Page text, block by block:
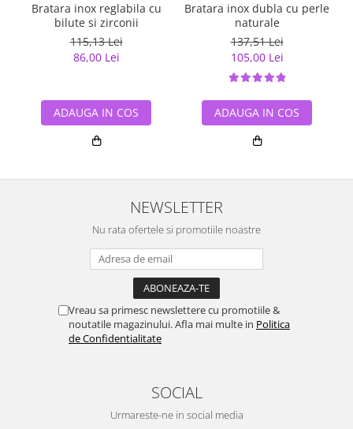
Bratara inox reglabila cu
bilute si zirconii
115,13 Lei
86,00 Lei
ADAUGA IN COS
Bratara inox dubla cu perle
naturale
137,51 Lei
105,00 Lei
ADAUGA IN COS
NEWSLETTER
Nu rata ofertele si promotiile noastre
Vreau sa primesc newslettere cu promotiile &
noutatile magazinului. Afla mai multe in Politica
de Confidentialitate
SOCIAL
Urmareste-ne in social media